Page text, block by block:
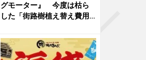
グモーター』 今度は枯ら
した「街路樹植え替え費用